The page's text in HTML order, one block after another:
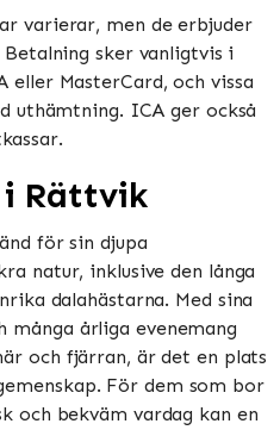
varierar, men de erbjuder
sker vanligtvis i
MasterCard, och vissa
uthämtning. ICA ger också
i Rättvik
för sin djupa
natur, inklusive den långa
dalahästarna. Med sina
årliga evenemang
och fjärran, är det en plats
För dem som bor
och bekväm vardag kan en